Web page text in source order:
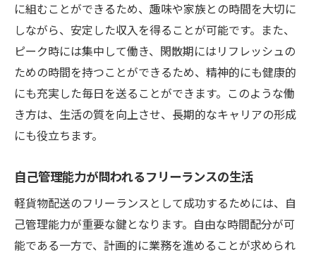
に組むことができるため、趣味や家族との時間を大切に
しながら、安定した収入を得ることが可能です。また、
ピーク時には集中して働き、閑散期にはリフレッシュの
ための時間を持つことができるため、精神的にも健康的
にも充実した毎日を送ることができます。このような働
き方は、生活の質を向上させ、長期的なキャリアの形成
にも役立ちます。
自己管理能力が問われるフリーランスの生活
軽貨物配送のフリーランスとして成功するためには、自
己管理能力が重要な鍵となります。自由な時間配分が可
能である一方で、計画的に業務を進めることが求められ